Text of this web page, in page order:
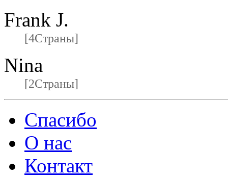
Frank J.
[4Страны]
Nina
[2Страны]
Спасибо
О нас
Контакт